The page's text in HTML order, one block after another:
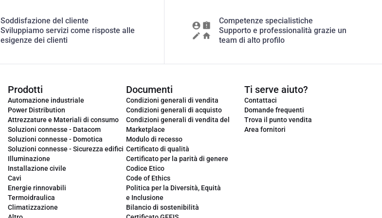
Soddisfazione del cliente
Sviluppiamo servizi come risposte alle
esigenze dei clienti
Competenze specialistiche
Supporto e professionalità grazie un
team di alto profilo
Prodotti
Automazione industriale
Power Distribution
Attrezzature e Materiali di consumo
Soluzioni connesse - Datacom
Soluzioni connesse - Domotica
Soluzioni connesse - Sicurezza edifici
Illuminazione
Installazione civile
Cavi
Energie rinnovabili
Termoidraulica
Climatizzazione
Documenti
Condizioni generali di vendita
Condizioni generali di acquisto
Condizioni generali di vendita del
Marketplace
Modulo di recesso
Certificato di qualità
Certificato per la parità di genere
Codice Etico
Code of Ethics
Politica per la Diversità, Equità
e Inclusione
Bilancio di sostenibilità
Ti serve aiuto?
Contattaci
Domande frequenti
Trova il punto vendita
Area fornitori